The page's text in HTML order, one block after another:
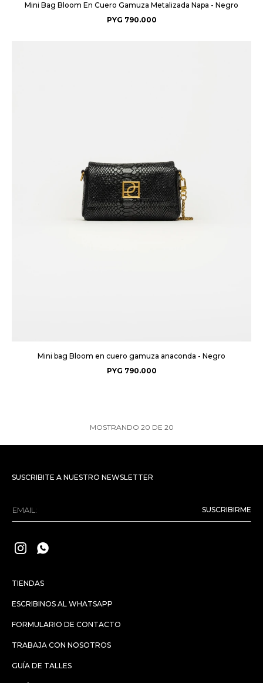
Mini Bag Bloom En Cuero Gamuza Metalizada Napa - Negro
PYG 790.000
Mini bag Bloom en cuero gamuza anaconda - Negro
PYG 790.000
MOSTRANDO 20 DE 20
TIENDAS
ESCRIBINOS AL WHATSAPP
FORMULARIO DE CONTACTO
TRABAJA CON NOSOTROS
GUÍA DE TALLES
SUSCRIBITE A NUESTRO NEWSLETTER
SUSCRIBIRME
 